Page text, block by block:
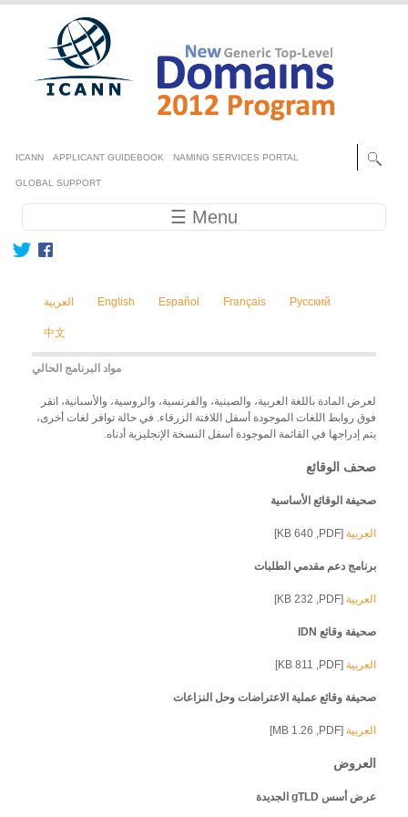
Skip to main content
Secondary menu
ICANN APPLICANT GUIDEBOOK NAMING SERVICES PORTAL
GLOBAL SUPPORT
Main navigation ☰ Menu
العربية English Español Français Русский
中文
مواد البرنامج الحالي
لعرض المادة باللغة العربية، والصينية، والفرنسية، والروسية، والأسبانية، انقر
فوق روابط اللغات الموجودة أسفل اللافتة الزرقاء. في حالة توافر لغات أخرى،
يتم إدراجها في القائمة الموجودة أسفل النسخة الإنجليزية أدناه.
صحف الوقائع
صحيفة الوقائع الأساسية
العربية [PDF,
برنامج دعم مقدمي الطلبات
العربية [PDF,
صحيفة وقائع IDN
العربية [PDF,
صحيفة وقائع عملية الاعتراضات وحل النزاعات
العربية [PDF,
العروض
عرض أسس gTLD الجديدة